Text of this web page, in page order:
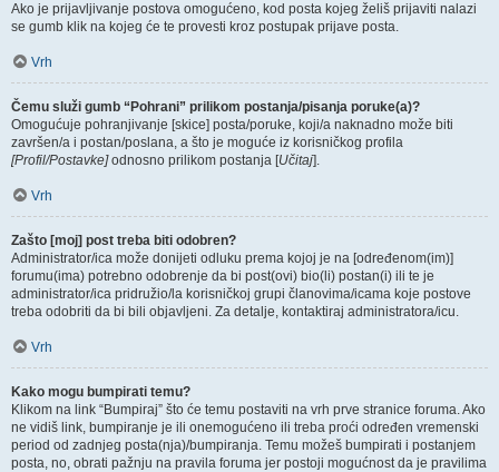
Ako je prijavljivanje postova omogućeno, kod posta kojeg želiš prijaviti nalazi
se gumb klik na kojeg će te provesti kroz postupak prijave posta.
Vrh
Čemu služi gumb “Pohrani” prilikom postanja/pisanja poruke(a)?
Omogućuje pohranjivanje [skice] posta/poruke, koji/a naknadno može biti
završen/a i postan/poslana, a što je moguće iz korisničkog profila
[Profil/Postavke]odnosno prilikom postanja [Učitaj].
Vrh
Zašto [moj] post treba biti odobren?
Administrator/ica može donijeti odluku prema kojoj je na [određenom(im)]
forumu(ima) potrebno odobrenje da bi post(ovi) bio(li) postan(i) ili te je
administrator/ica pridružio/la korisničkoj grupi članovima/icama koje postove
treba odobriti da bi bili objavljeni. Za detalje, kontaktiraj administratora/icu.
Vrh
Kako mogu bumpirati temu?
Klikom na link “Bumpiraj” što će temu postaviti na vrh prve stranice foruma. Ako
ne vidiš link, bumpiranje je ili onemogućeno ili treba proći određen vremenski
period od zadnjeg posta(nja)/bumpiranja. Temu možeš bumpirati i postanjem
posta, no, obrati pažnju na pravila foruma jer postoji mogućnost da je pravilima